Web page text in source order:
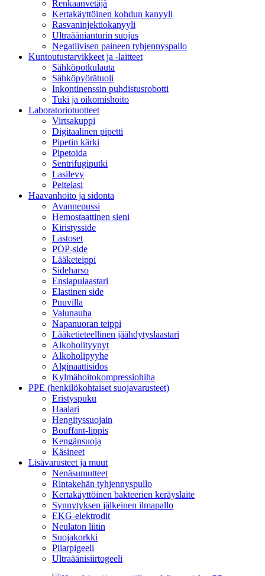
Renkaanvetäjä
Kertakäyttöinen kohdun kanyyli
Rasvaninjektiokanyyli
Ultraäänianturin suojus
Negatiivisen paineen tyhjennyspallo
Kuntoutustarvikkeet ja -laitteet
Sähköpotkulauta
Sähköpyörätuoli
Inkontinenssin puhdistusrobotti
Tuki ja oikomishoito
Laboratoriotuotteet
Virtsakuppi
Digitaalinen pipetti
Pipetin kärki
Pipetoida
Sentrifugiputki
Lasilevy
Peitelasi
Haavanhoito ja sidonta
Avannepussi
Hemostaattinen sieni
Kiristysside
Lastoset
POP-side
Lääketeippi
Sideharso
Ensiapulaastari
Elastinen side
Puuvilla
Valunauha
Napanuoran teippi
Lääketieteellinen jäähdytyslaastari
Alkoholityynyt
Alkoholipyyhe
Alginaattisidos
Kylmähoitokompressiohiha
PPE (henkilökohtaiset suojavarusteet)
Eristyspuku
Haalari
Hengityssuojain
Bouffant-lippis
Kengänsuoja
Käsineet
Lisävarusteet ja muut
Nenäsumutteet
Rintakehän tyhjennyspullo
Kertakäyttöinen bakteerien keräyslaite
Synnytyksen jälkeinen ilmapallo
EKG-elektrodit
Neulaton liitin
Suojakorkki
Piiarpigeeli
Ultraäänisiirtogeeli